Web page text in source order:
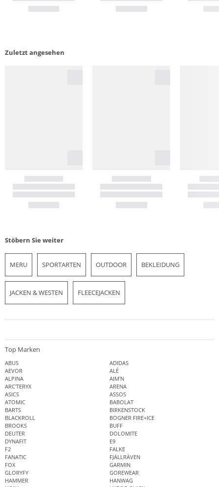
Zuletzt angesehen
Stöbern Sie weiter
MERU SPORTARTEN OUTDOOR BEKLEIDUNG
JACKEN & WESTEN FLEECEJACKEN
Top Marken
ABUS
ADIDAS
AEVOR
ALÉ
ALPINA
AIM'N
ARC'TERYX
ARENA
ASICS
ASSOS
ATOMIC
BABOLAT
BARTS
BIRKENSTOCK
BLACKROLL
BOGNER FIRE+ICE
BROOKS
BUFF
DEUTER
DOLOMITE
DYNAFIT
E9
F2
FALKE
FANATIC
FJÄLLRÄVEN
FOX
GARMIN
GLORYFY
GOREWEAR
HAMMER
HANWAG